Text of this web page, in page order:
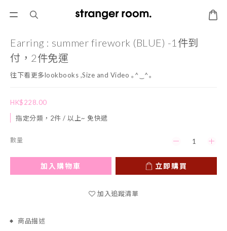
Earring : summer firework (BLUE) -1件到
付，2件免運
往下看更多lookbooks ,Size and Video ｡^‿^｡
HK$228.00
指定分類，2件 / 以上~ 免快遞
數量
加入購物車 立即購買
加入追蹤清單
商品描述